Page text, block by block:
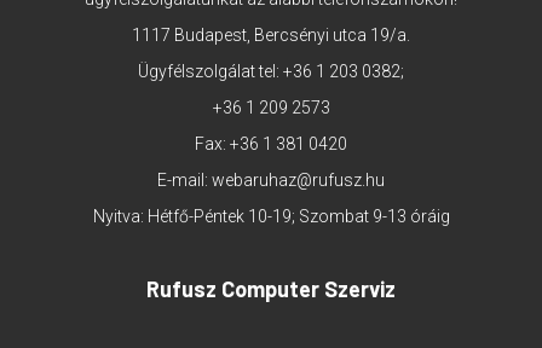
1117 Budapest, Bercsényi utca 19/a.
Ügyfélszolgálat tel: +36 1 203 0382;
+36 1 209 2573
Fax: +36 1 381 0420
E-mail: webaruhaz@rufusz.hu
Nyitva: Hétfő-Péntek 10-19; Szombat 9-13 óráig
Rufusz Computer Szerviz